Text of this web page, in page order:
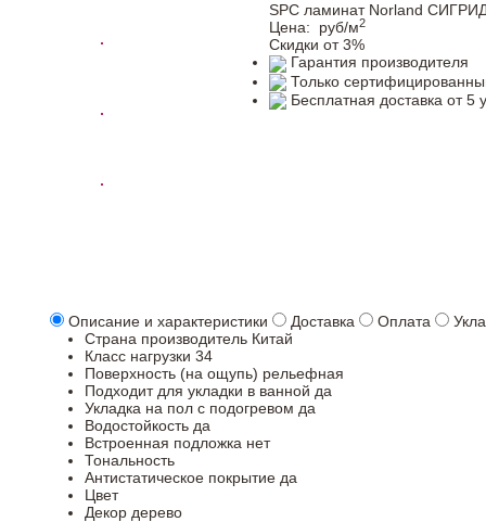
SPC ламинат Norland
Цена:
руб/м2
Скидки от 3%
Гарантия производителя
Только
Бесплатная доставка от 5
Описание и характеристики Доставка Оплата
Страна производитель Китай
Класс нагрузки 34
Поверхность (на ощупь) рельефная
Подходит для укладки в ванной да
Укладка на пол c подогревом да
Водостойкость да
Встроенная подложка нет
Тональность
Антистатическое покрытие да
Цвет
Декор дерево